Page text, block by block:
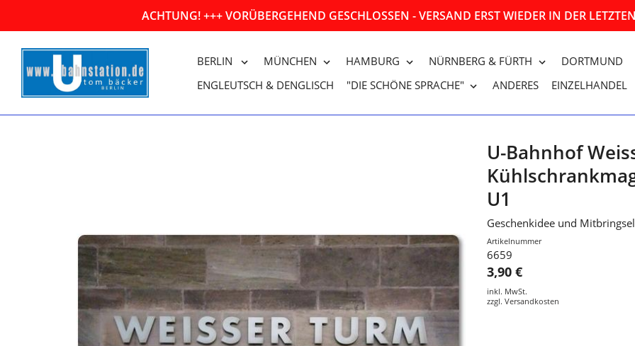
ACHTUNG! +++ VORÜBERGEHEND GESCHLOSSEN - VERSAND ERST WIEDER IN DER
BERLIN MÜNCHEN HAMBURG NÜRNBERG & FÜRTH
DORTMUND
ENGLEUTSCH & DENGLISCH
"DIE SCHÖNE SPRACHE" ANDERES EINZELHANDEL
U-Bahnhof
U1
Geschenkidee und
Artikelnummer
6659
3,90 €
inkl. MwSt.
zzgl. Versandkosten